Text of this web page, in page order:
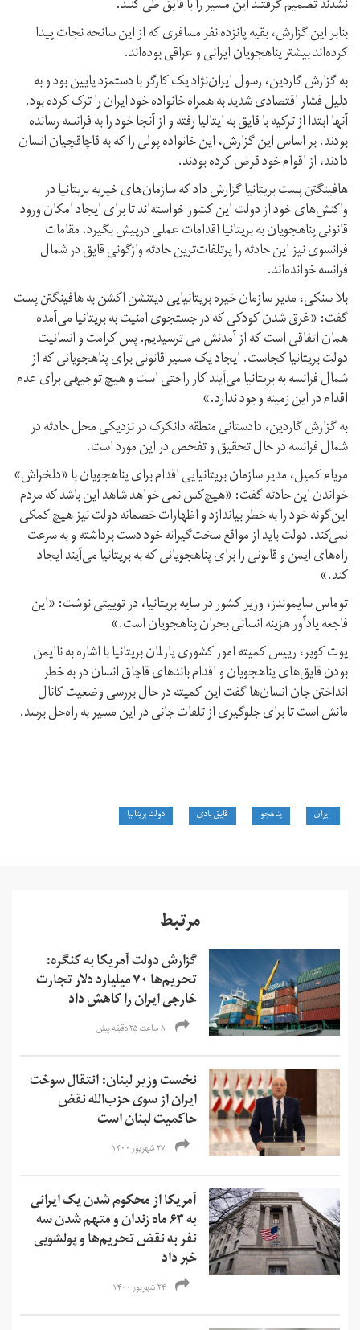
نشدند تصمیم گرفتند این مسیر را با قایق طی کنند.
بنابر این گزارش، بقیه پانزده نفر مسافری که از این سانحه نجات پیدا
کرده‌اند بیشتر پناهجویان ایرانی و عراقی بوده‌اند.
به گزارش گاردین، رسول ایران‌نژاد یک کارگر با دستمزد پایین بود و به
دلیل فشار اقتصادی شدید به همراه خانواده خود ایران را ترک کرده بود.
آنها ابتدا از ترکیه با قایق به ایتالیا رفته و از آنجا خود را به فرانسه رسانده
بودند. بر اساس این گزارش، این خانواده پولی را که به قاچاقچیان انسان
دادند، از اقوام خود قرض کرده بودند.
هافینگتن ‌پست بریتانیا گزارش داد که سازمان‌های خیریه بریتانیا در
واکنش‌های خود از دولت این کشور خواسته‌اند تا برای ایجاد امکان ورود
قانونی پناهجویان به بریتانیا اقدامات عملی درپیش بگیرد. مقامات
فرانسوی نیز این حادثه را پرتلفات‌ترین حادثه واژگونی قایق در شمال
فرانسه خوانده‌اند.
بلا سنکی، مدیر سازمان خیره بریتانیایی دیتنشن اکشن به هافینگتن پست
گفت: «غرق شدن کودکی که در جستجوی امنیت به بریتانیا می‌آمده
همان اتفاقی است که از آمدنش می ترسیدیم. پس کرامت و انسانیت
دولت بریتانیا کجاست. ایجاد یک مسیر قانونی برای پناهجویانی که از
شمال فرانسه به بریتانیا می‌آیند کار راحتی است و هیچ توجیهی برای عدم
اقدام در این زمینه وجود ندارد.»
به گزارش گاردین، دادستانی منطقه دانکرک در نزدیکی محل حادثه در
شمال فرانسه در حال تحقیق و تفحص در این مورد است.
مریام کمپل، مدیر سازمان بریتانیایی اقدام برای پناهجویان با «دلخراش»
خواندن این حادثه گفت: «هیچ‌کس نمی خواهد شاهد این باشد که مردم
این‌گونه خود را به خطر بیاندازد و اظهارات خصمانه دولت نیز هیچ کمکی
نمی‌کند. دولت باید از مواقع سخت‌گیرانه خود دست برداشته و به سرعت
راه‌های ایمن و قانونی را برای پناهجویانی که به بریتانیا می‌آیند ایجاد
کند.»
توماس سایموندز، وزیر کشور در سایه بریتانیا، در توییتی نوشت: «این
فاجعه یادآور هزینه انسانی بحران پناهجویان است.»
یوت کوپر، رییس کمیته امور کشوری پارلمان بریتانیا با اشاره به ناایمن
بودن قایق‌های پناهجویان و اقدام باندهای قاچاق انسان در به خطر
انداختن جان انسان‌ها گفت این کمیته در حال بررسی وضعیت کانال
مانش است تا برای جلوگیری از تلفات جانی در این مسیر به راه‌حل برسد.
ایران پناهجو قایق بادی دولت بریتانیا
مرتبط
گزارش دولت آمریکا به کنگره:
تحریم‌ها ۷۰ میلیارد دلار تجارت
خارجی ایران را کاهش داد
۸ ساعت ۲۵ دقیقه پیش
نخست وزیر لبنان: انتقال سوخت
ایران از سوی حزب‌الله نقض
حاکمیت لبنان است
۲۷ شهریور ۱۴۰۰
آمریکا از محکوم شدن یک ایرانی
به ۶۳ ماه زندان و متهم شدن سه
نفر به نقض تحریم‌ها و‌ پولشویی
خبر داد
۲۴ شهریور ۱۴۰۰